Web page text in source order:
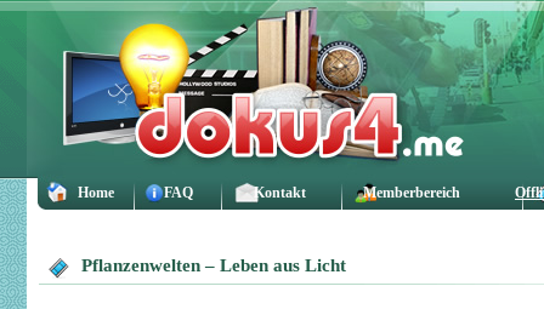
Home FAQ Kontakt Memberbereich
Pflanzenwelten – Leben aus Licht